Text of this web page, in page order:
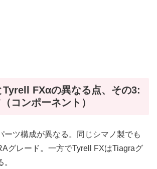
FXαの異なる点、その3:
コンポーネント）
ーツ構成が異なる。同じシマノ製でも
グレード。一方でTyrell FXはTiagraグ